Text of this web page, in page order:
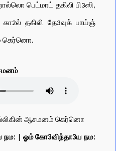
பெட்மாட் தகிலி பி3ஸி,
தகிலி தே3வுக் பாய்ஞ்
கெர்னொ.
ஆசமனம் கெர்னொ
நம: | ஓம் கோ3விந்தா3ய நம: